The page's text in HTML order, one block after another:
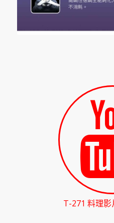
T-271 料理影